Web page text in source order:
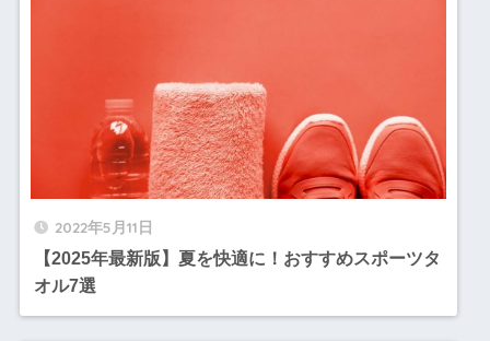
2022年5月11日
【2025年最新版】夏を快適に！おすすめスポーツタ
オル7選